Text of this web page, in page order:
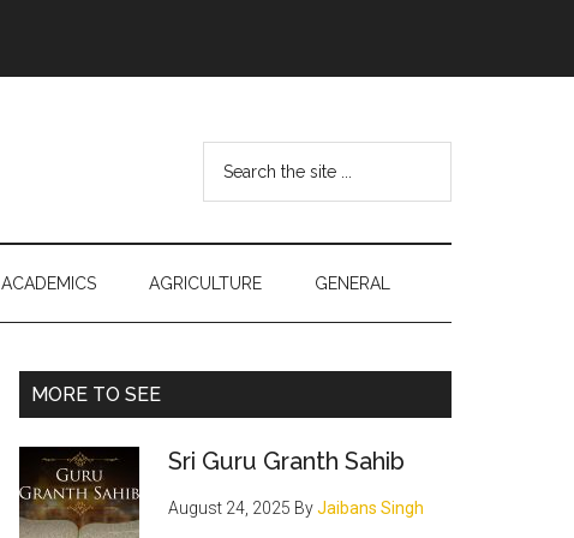
...
ACADEMICS AGRICULTURE GENERAL
Primary
MORE TO SEE
Sri Guru Granth Sahib
August 24, 2025 ByJaibans Singh